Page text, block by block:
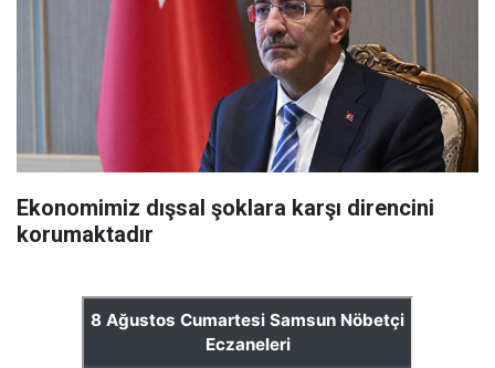
Ekonomimiz dışsal şoklara karşı direncini
korumaktadır